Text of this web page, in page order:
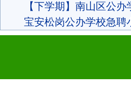
【下学期】南山区公
宝安松岗公办学校急聘